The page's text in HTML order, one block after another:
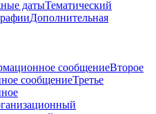
датыТематический
Дополнительная
сообщениеВторое
сообщениеТретье